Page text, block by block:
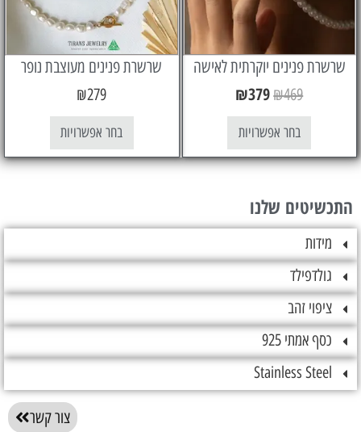
פנינים יוקרתית לאישה
₪379
בחר אפשרויות
שרשרת פנינים מעוצבת נופר
בחר אפשרויות
שלנו
זהב
925
Stainless
צור קשר